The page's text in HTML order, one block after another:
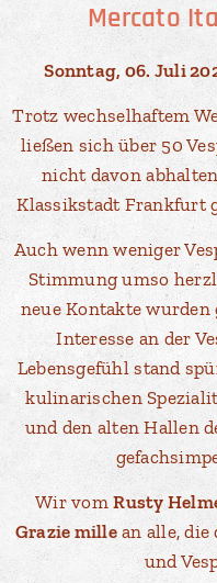
Mercato
Sonntag, 06. Juli
Trotz wechselhaftem
ließen sich über 50
nicht davon
Klassikstadt Frankfurt
Auch wenn weniger
Stimmung umso
neue Kontakte wurden
Interesse an der
Lebensgefühl stand
kulinarischen
und den alten Hallen
Wir vomRusty
Grazie millean alle, die
und